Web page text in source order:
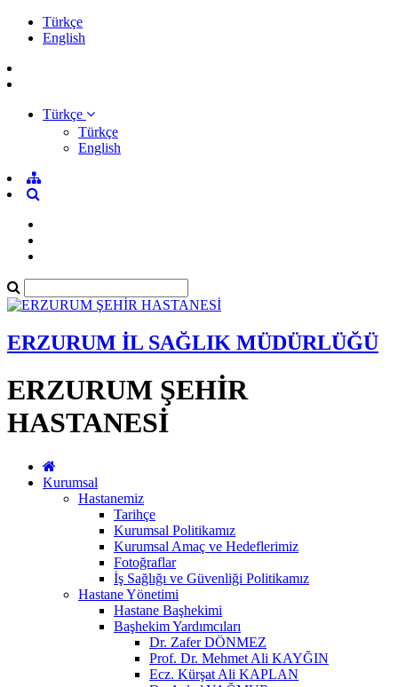
Türkçe
English
Türkçe
Türkçe
English
ERZURUM İL SAĞLIK MÜDÜRLÜĞÜ
ERZURUM ŞEHİR
HASTANESİ
Kurumsal
Hastanemiz
Tarihçe
Kurumsal Politikamız
Kurumsal Amaç ve Hedeflerimiz
Fotoğraflar
İş Sağlığı ve Güvenliği Politikamız
Hastane Yönetimi
Hastane Başhekimi
Başhekim Yardımcıları
Dr. Zafer DÖNMEZ
Prof. Dr. Mehmet Ali KAYĞIN
Ecz. Kürşat Ali KAPLAN